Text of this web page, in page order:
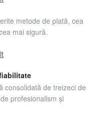
metode de plată, cea
mai sigură.
consolidată de treizeci de
profesionalism și